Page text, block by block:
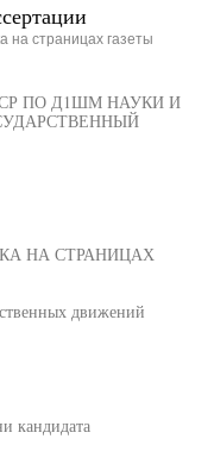
на страницах газеты
ПО Д1ШМ НАУКИ И
НА СТРАНИЦАХ
движений
кандидата